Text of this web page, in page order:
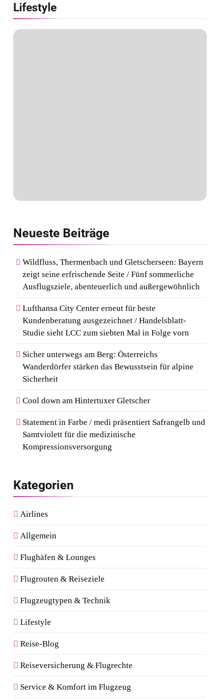
Lifestyle
Neueste Beiträge
Wildfluss, Thermenbach und Gletscherseen: Bayern
zeigt seine erfrischende Seite / Fünf sommerliche
Ausflugsziele, abenteuerlich und außergewöhnlich
Lufthansa City Center erneut für beste
Kundenberatung ausgezeichnet / Handelsblatt-
Studie sieht LCC zum siebten Mal in Folge vorn
Sicher unterwegs am Berg: Österreichs
Wanderdörfer stärken das Bewusstsein für alpine
Sicherheit
Cool down am Hintertuxer Gletscher
Statement in Farbe / medi präsentiert Safrangelb und
Samtviolett für die medizinische
Kompressionsversorgung
Kategorien
Airlines
Allgemein
Flughäfen & Lounges
Flugrouten & Reiseziele
Flugzeugtypen & Technik
Lifestyle
Reise-Blog
Reiseversicherung & Flugrechte
Service & Komfort im Flugzeug